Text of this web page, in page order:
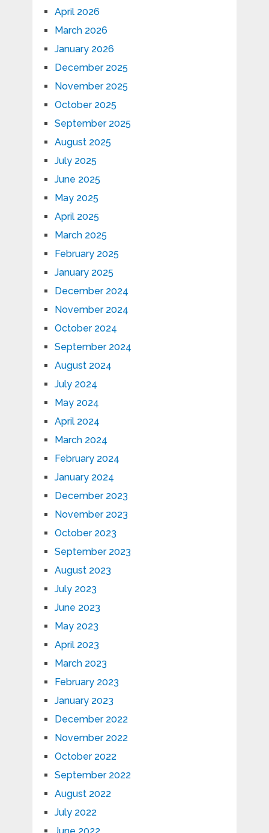
April 2026
March 2026
January 2026
December 2025
November 2025
October 2025
September 2025
August 2025
July 2025
June 2025
May 2025
April 2025
March 2025
February 2025
January 2025
December 2024
November 2024
October 2024
September 2024
August 2024
July 2024
May 2024
April 2024
March 2024
February 2024
January 2024
December 2023
November 2023
October 2023
September 2023
August 2023
July 2023
June 2023
May 2023
April 2023
March 2023
February 2023
January 2023
December 2022
November 2022
October 2022
September 2022
August 2022
July 2022